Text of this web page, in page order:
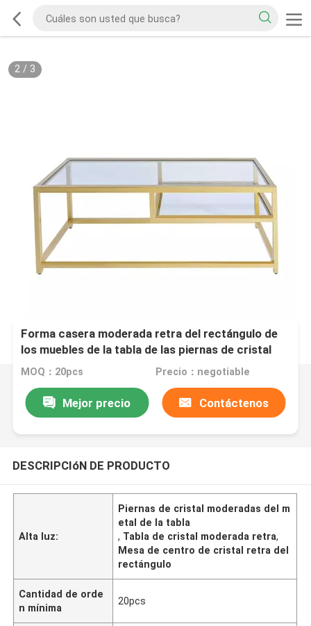
2/ 3
Forma casera moderada retra del rectángulo de
los muebles de la tabla de las piernas de cristal
del metal
MOQ：20pcs Precio：negotiable
Mejor precio Contáctenos
DESCRIPCIóN DE PRODUCTO
Alta luz:
Piernas de cristal moderadas del m
etal de la tabla
, Tabla de cristal moderada retra,
Mesa de centro de cristal retra del
rectángulo
Cantidad de orde
n mínima
20pcs